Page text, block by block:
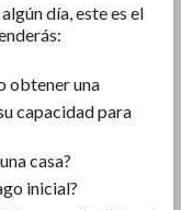
día, este es el
obtener una
capacidad para
casa?
inicial?